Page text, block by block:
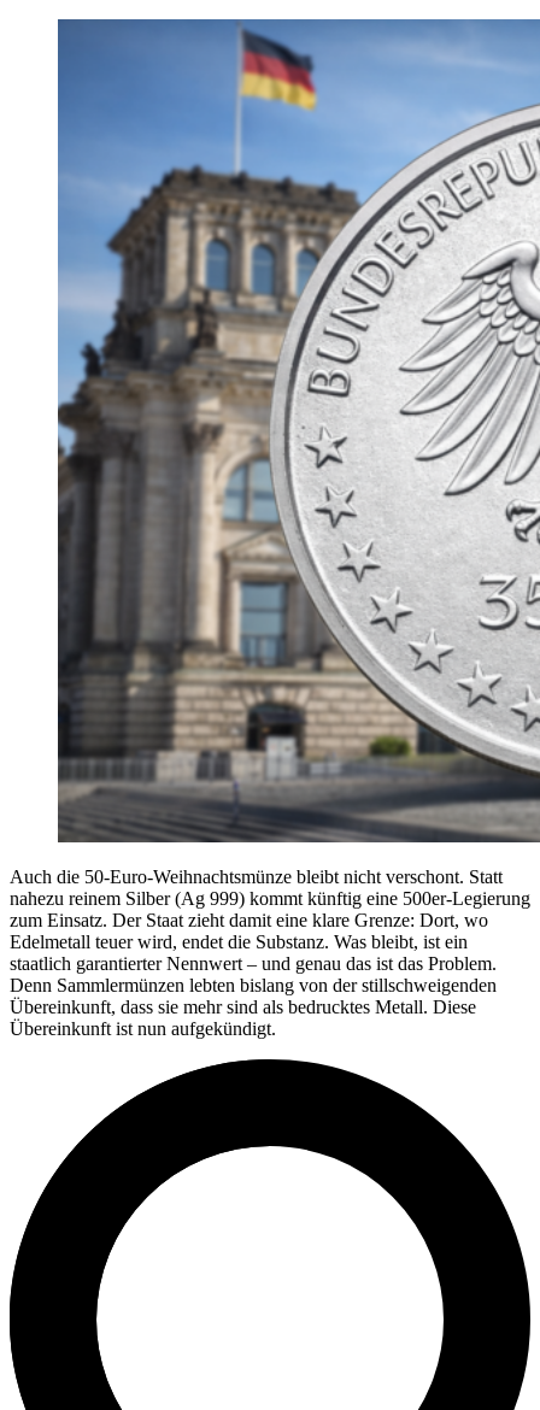
Auch die 50-Euro-Weihnachtsmünze bleibt nicht verschont. Statt
nahezu reinem Silber (Ag 999) kommt künftig eine 500er-Legierung
zum Einsatz. Der Staat zieht damit eine klare Grenze: Dort, wo
Edelmetall teuer wird, endet die Substanz. Was bleibt, ist ein
staatlich garantierter Nennwert – und genau das ist das Problem.
Denn Sammlermünzen lebten bislang von der stillschweigenden
Übereinkunft, dass sie mehr sind als bedrucktes Metall. Diese
Übereinkunft ist nun aufgekündigt.